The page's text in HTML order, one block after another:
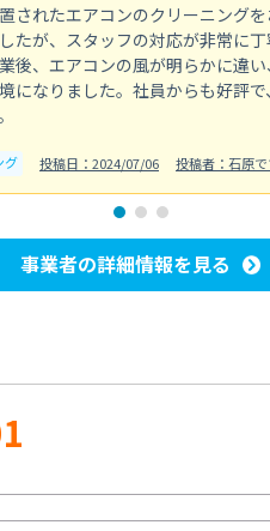
されたエアコンのクリーニングを
たが、スタッフの対応が非常に
後、エアコンの風が明らかに違
になりました。社員からも好評
グ 投稿日：2024/07/06 投稿者：石原で
事業者の詳細情報を見る